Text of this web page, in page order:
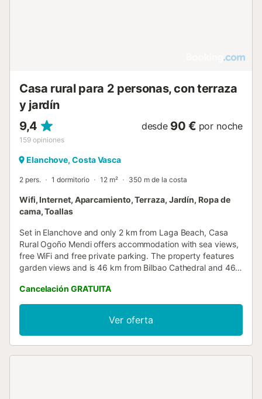
Casa rural para 2 personas, con terraza
y jardín
9,4
159 opiniones
desde 90 € por noche
Elanchove, Costa Vasca
2 pers. 1 dormitorio 12 m² 350 m de la costa
Wifi, Internet, Aparcamiento, Terraza, Jardín, Ropa de
cama, Toallas
Set in Elanchove and only 2 km from Laga Beach, Casa
Rural Ogoño Mendi offers accommodation with sea views,
free WiFi and free private parking. The property features
garden views and is 46 km from Bilbao Cathedral and 46
Cancelación GRATUITA
Ver oferta